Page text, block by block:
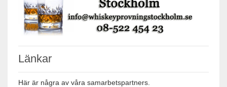
Länkar
Här är några av våra samarbetspartners.